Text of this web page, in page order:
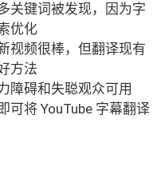
关键词被发现，因为字
优化
视频很棒，但翻译现有
方法
障碍和失聪观众可用
可将 YouTube 字幕翻译